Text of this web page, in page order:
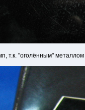
т.к. "оголённым"